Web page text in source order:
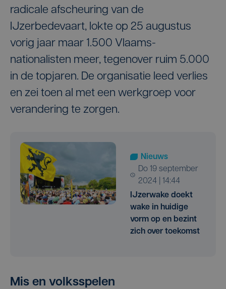
radicale afscheuring van de
IJzerbedevaart, lokte op 25 augustus
vorig jaar maar 1.500 Vlaams-
nationalisten meer, tegenover ruim 5.000
in de topjaren. De organisatie leed verlies
en zei toen al met een werkgroep voor
verandering te zorgen.
Nieuws
do 19 september
2024 | 14:44
IJzerwake doekt
wake in huidige
vorm op en bezint
zich over toekomst
Mis en volksspelen